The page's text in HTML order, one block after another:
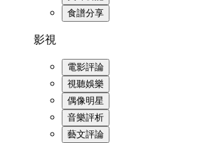
食譜分享
影視
電影評論
視聽娛樂
偶像明星
音樂評析
藝文評論